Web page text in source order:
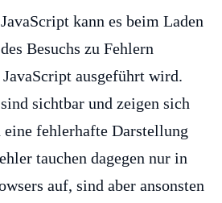
kann es beim Laden
Besuchs zu Fehlern
ausgeführt wird.
sichtbar und zeigen sich
fehlerhafte Darstellung
tauchen dagegen nur in
auf, sind aber ansonsten